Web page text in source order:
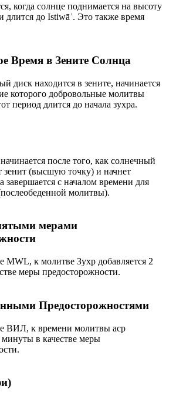
когда солнце поднимается на высоту
длится до Istiwāʾ. Это также время
Время в Зените Солнца
диск находится в зените, начинается
которого добровольные молитвы
период длится до начала зухра.
после того, как солнечный
зенит (высшую точку) и начнет
завершается с началом времени для
молитвы).
мерами
MWL, к молитве Зухр добавляется 2
меры предосторожности.
Предосторожностями
ВИЛ, к времени молитвы аср
минуты в качестве меры